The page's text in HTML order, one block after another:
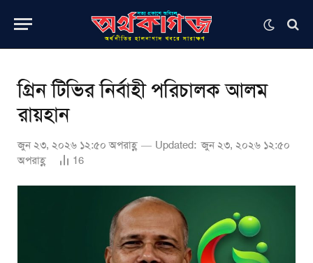
গ্রিন টিভির নির্বাহী পরিচালক আলম
রায়হান
জুন ২৩, ২০২৬ ১২:৫০ অপরাহ্ণ Updated: জুন ২৩, ২০২৬ ১২:৫০
অপরাহ্ণ
16